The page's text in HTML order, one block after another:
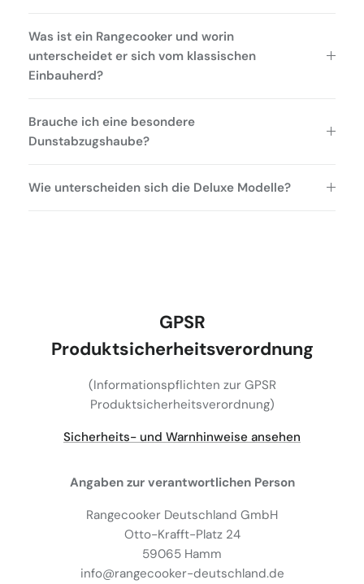
Was ist ein Rangecooker und worin
unterscheidet er sich vom klassischen
Einbauherd?
Brauche ich eine besondere
Dunstabzugshaube?
Wie unterscheiden sich die Deluxe Modelle?
GPSR
Produktsicherheitsverordnung
(Informationspflichten zur GPSR
Produktsicherheitsverordnung)
Sicherheits- und Warnhinweise ansehen
Angaben zur verantwortlichen Person
Rangecooker Deutschland GmbH
Otto-Krafft-Platz 24
59065 Hamm
info@rangecooker-deutschland.de